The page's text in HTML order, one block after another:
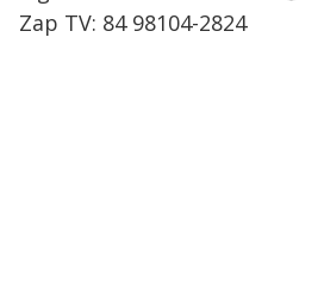
Zap TV: 84 98104-2824